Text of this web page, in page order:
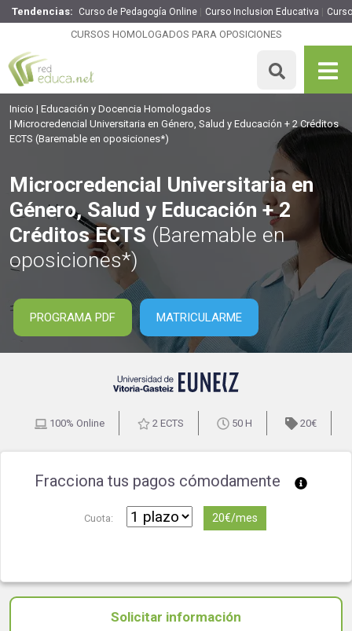
Tendencias: Curso de Pedagogía Online Curso Inclusion Educativa
CURSOS HOMOLOGADOS PARA OPOSICIONES
Microcredencial Universitaria en Género, Salud y
Educación + 2 Créditos ECTS
50 H
MATRICULARME
Inicio
Educación y Docencia Homologados
Microcredencial Universitaria en Género, Salud y Educación + 2 Créditos
ECTS (Baremable en oposiciones*)
Microcredencial Universitaria en
Género, Salud y Educación + 2
Créditos ECTS (Baremable en
oposiciones*)
PROGRAMA PDF MATRICULARME
100% Online 2 ECTS 50 H 20€
Fracciona tus pagos cómodamente
Cuota: 20€/mes
Solicitar información